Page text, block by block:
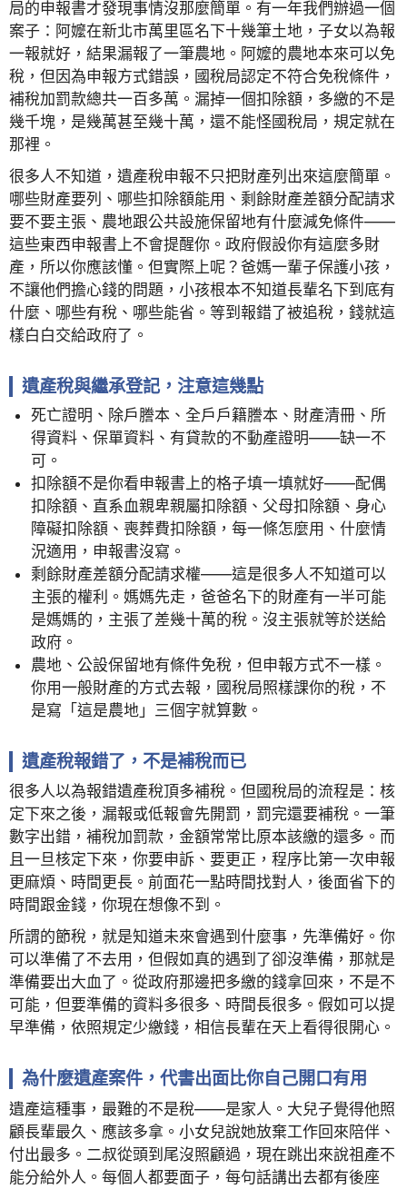
局的申報書才發現事情沒那麼簡單。有一年我們辦過一個
案子：阿嬤在新北市萬里區名下十幾筆土地，子女以為報
一報就好，結果漏報了一筆農地。阿嬤的農地本來可以免
稅，但因為申報方式錯誤，國稅局認定不符合免稅條件，
補稅加罰款總共一百多萬。漏掉一個扣除額，多繳的不是
幾千塊，是幾萬甚至幾十萬，還不能怪國稅局，規定就在
那裡。
很多人不知道，遺產稅申報不只把財產列出來這麼簡單。
哪些財產要列、哪些扣除額能用、剩餘財產差額分配請求
要不要主張、農地跟公共設施保留地有什麼減免條件——
這些東西申報書上不會提醒你。政府假設你有這麼多財
產，所以你應該懂。但實際上呢？爸媽一輩子保護小孩，
不讓他們擔心錢的問題，小孩根本不知道長輩名下到底有
什麼、哪些有稅、哪些能省。等到報錯了被追稅，錢就這
樣白白交給政府了。
遺產稅與繼承登記，注意這幾點
死亡證明、除戶謄本、全戶戶籍謄本、財產清冊、所
得資料、保單資料、有貸款的不動產證明——缺一不
可。
扣除額不是你看申報書上的格子填一填就好——配偶
扣除額、直系血親卑親屬扣除額、父母扣除額、身心
障礙扣除額、喪葬費扣除額，每一條怎麼用、什麼情
況適用，申報書沒寫。
剩餘財產差額分配請求權——這是很多人不知道可以
主張的權利。媽媽先走，爸爸名下的財產有一半可能
是媽媽的，主張了差幾十萬的稅。沒主張就等於送給
政府。
農地、公設保留地有條件免稅，但申報方式不一樣。
你用一般財產的方式去報，國稅局照樣課你的稅，不
是寫「這是農地」三個字就算數。
遺產稅報錯了，不是補稅而已
很多人以為報錯遺產稅頂多補稅。但國稅局的流程是：核
定下來之後，漏報或低報會先開罰，罰完還要補稅。一筆
數字出錯，補稅加罰款，金額常常比原本該繳的還多。而
且一旦核定下來，你要申訴、要更正，程序比第一次申報
更麻煩、時間更長。前面花一點時間找對人，後面省下的
時間跟金錢，你現在想像不到。
所謂的節稅，就是知道未來會遇到什麼事，先準備好。你
可以準備了不去用，但假如真的遇到了卻沒準備，那就是
準備要出大血了。從政府那邊把多繳的錢拿回來，不是不
可能，但要準備的資料多很多、時間長很多。假如可以提
早準備，依照規定少繳錢，相信長輩在天上看得很開心。
為什麼遺產案件，代書出面比你自己開口有用
遺產這種事，最難的不是稅——是家人。大兒子覺得他照
顧長輩最久、應該多拿。小女兒說她放棄工作回來陪伴、
付出最多。二叔從頭到尾沒照顧過，現在跳出來說祖產不
能分給外人。每個人都要面子，每句話講出去都有後座